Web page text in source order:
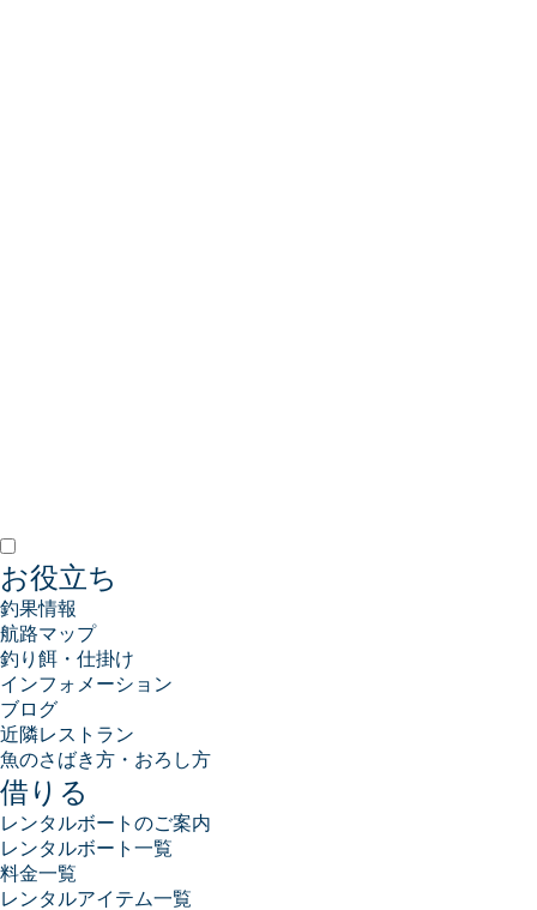
お役立ち
釣果情報
航路マップ
釣り餌・仕掛け
インフォメーション
ブログ
近隣レストラン
魚のさばき方・おろし方
借りる
レンタルボートのご案内
レンタルボート一覧
料金一覧
レンタルアイテム一覧